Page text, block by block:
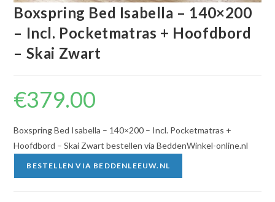
Boxspring Bed Isabella – 140×200
– Incl. Pocketmatras + Hoofdbord
– Skai Zwart
€379.00
Boxspring Bed Isabella – 140×200 – Incl. Pocketmatras +
Hoofdbord – Skai Zwart bestellen via BeddenWinkel-online.nl
BESTELLEN VIA BEDDENLEEUW.NL